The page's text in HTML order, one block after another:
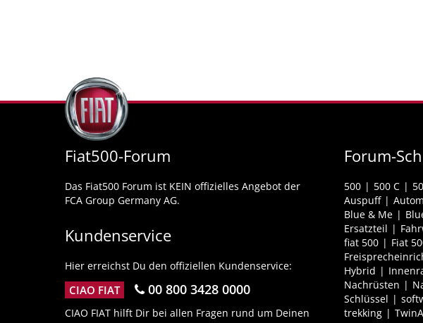
Fiat500-Forum
Das Fiat500 Forum ist KEIN offizielles Angebot der
FCA Group Germany AG.
Kundenservice
Hier erreichst Du den offiziellen Kundenservice:
CIAO FIAT 00 800 3428 0000
CIAO FIAT hilft Dir bei allen Fragen rund um Deinen
Forum-
500 500 C
Auspuff
Blue & Me
Ersatzteil
fiat 500
Fiat
Hybrid
Nachrüsten
Schlüssel
trekking